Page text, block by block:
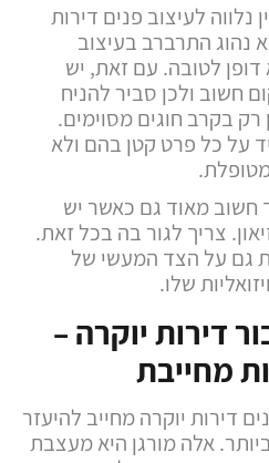
נלווה לעיצוב פנים דירות
נהוג התרברב בעיצוב
דופן לטובה. עם זאת, יש
חשוב ולכן סביר להניח
רק בקרב חוגים מסוימים.
על כל פרט קטן בהם ולא
חשוב מאוד גם כאשר יש
צריך לגור בה בכל זאת.
גם על הצד המעשי של
שלו.
דירות יוקרה –
מחייבת
דירות יוקרה מחייב להיעזר
אלה מורגן היא מעצבת